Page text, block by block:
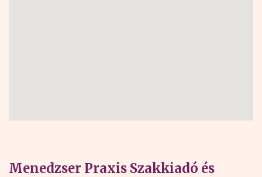
Menedzser Praxis Szakkiadó és